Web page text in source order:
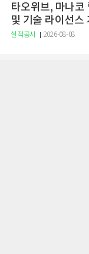
타오위브, 마나코
및 기술 라이선스
실적공시 2026-08-08